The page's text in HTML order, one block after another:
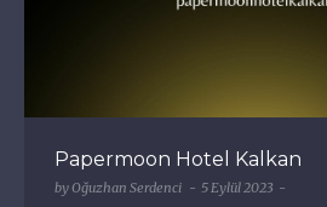
Papermoon Hotel Kalkan
byOğuzhan Serdenci 5 Eylül 2023